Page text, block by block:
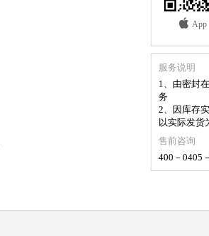
App
服务说明
1、由密封
务
2、因库存
以实际发货
售前咨询
400－0405